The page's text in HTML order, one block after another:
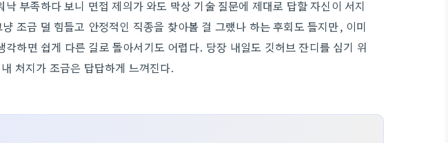
부족하다 보니 면접 제의가 와도 막상 기술 질문에 제대로 답할 자신이 서지
조금 덜 힘들고 안정적인 직종을 찾아볼 걸 그랬나 하는 후회도 들지만, 이미
하면 쉽게 다른 길로 돌아서기도 어렵다. 당장 내일도 깃허브 잔디를 심기 위
처지가 조금은 답답하게 느껴진다.